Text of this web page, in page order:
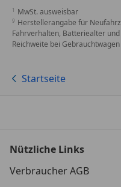
MwSt. ausweisbar
Herstellerangabe für
Fahrverhalten, Batteriealter
Reichweite bei
Startseite
Nützliche Links
Verbraucher AGB